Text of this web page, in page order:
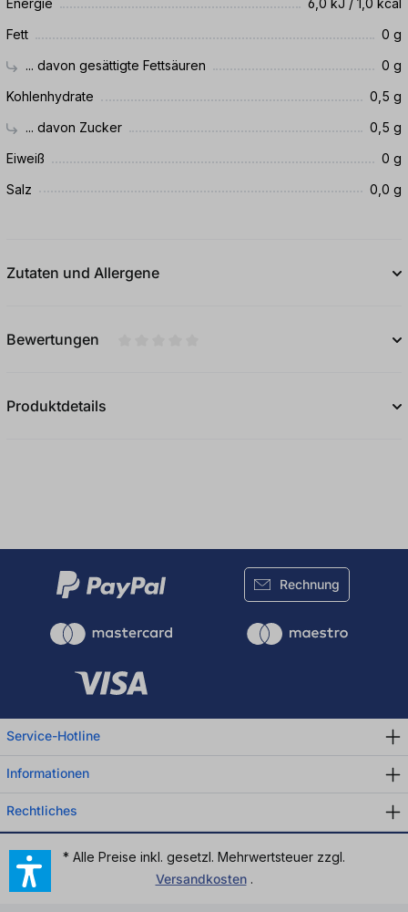
Energie
6,0 kJ / 1,0 kcal
Fett
0 g
... davon gesättigte Fettsäuren
0 g
Kohlenhydrate
0,5 g
... davon Zucker
0,5 g
Eiweiß
0 g
Salz
0,0 g
Zutaten und Allergene
Bewertungen
Produktdetails
Rechnung
Service-Hotline
Informationen
Rechtliches
* Alle Preise inkl. gesetzl. Mehrwertsteuer zzgl.
Versandkosten.